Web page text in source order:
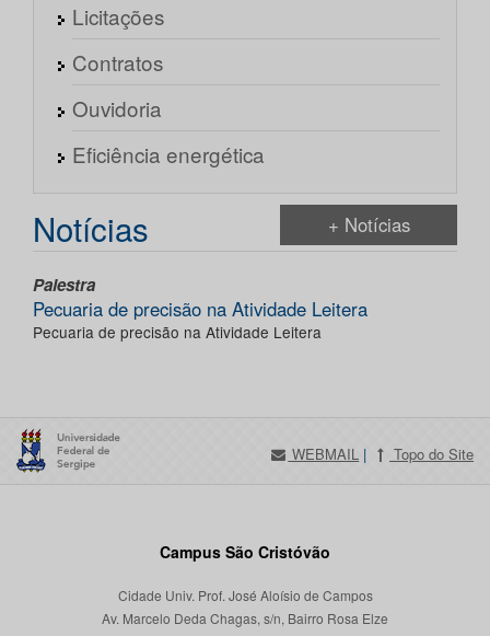
Licitações
Contratos
Ouvidoria
Eficiência energética
Notícias + Notícias
Palestra
Pecuaria de precisão na Atividade Leitera
Pecuaria de precisão na Atividade Leitera
WEBMAIL | Topo do Site
Campus São Cristóvão
Cidade Univ. Prof. José Aloísio de Campos
Av. Marcelo Deda Chagas, s/n, Bairro Rosa Elze